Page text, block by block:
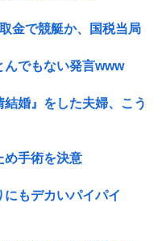
金で競艇か、国税当局
んでもない発言www
結婚』をした夫婦、こう
め手術を決意
にもデカいパイパイ